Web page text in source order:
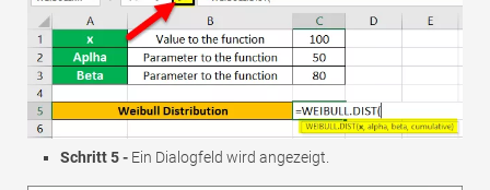
Schritt 5 - Ein Dialogfeld wird angezeigt.